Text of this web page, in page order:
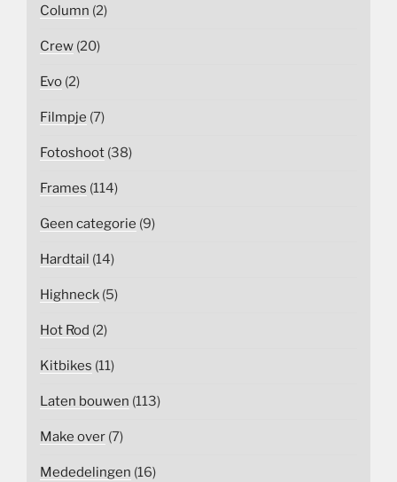
Column (2)
Crew (20)
Evo (2)
Filmpje (7)
Fotoshoot (38)
Frames (114)
Geen categorie (9)
Hardtail (14)
Highneck (5)
Hot Rod (2)
Kitbikes (11)
Laten bouwen (113)
Make over (7)
Mededelingen (16)